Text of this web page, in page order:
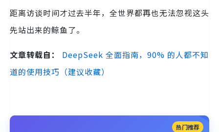
距离访谈时间才过去半年，全世界都再也无法忽视这头
先站出来的鲸鱼了。
文章转载自：
DeepSeek 全面指南，90% 的人都不知
道的使用技巧（建议收藏）
热门推荐